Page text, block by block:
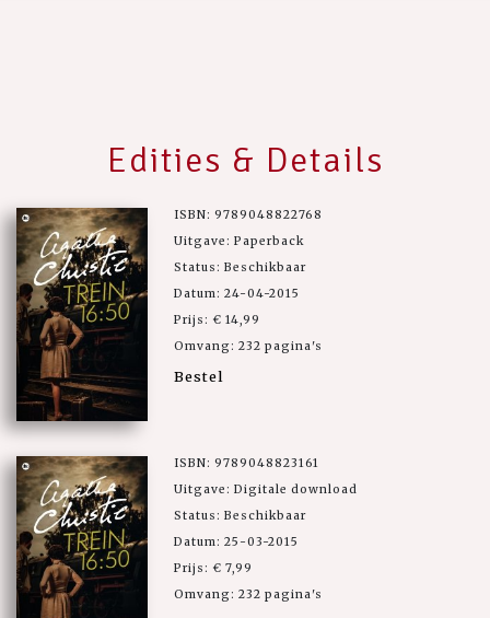
Edities & Details
ISBN: 9789048822768
Uitgave: Paperback
Status: Beschikbaar
Datum: 24-04-2015
Prijs: € 14,99
Omvang: 232 pagina's
Bestel
ISBN: 9789048823161
Uitgave: Digitale download
Status: Beschikbaar
Datum: 25-03-2015
Prijs: € 7,99
Omvang: 232 pagina's